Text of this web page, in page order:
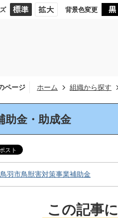
背景色変更
ページ ホーム 組織から探す
助金・助成金
鳥羽市鳥獣害対策事業補助金
この記事